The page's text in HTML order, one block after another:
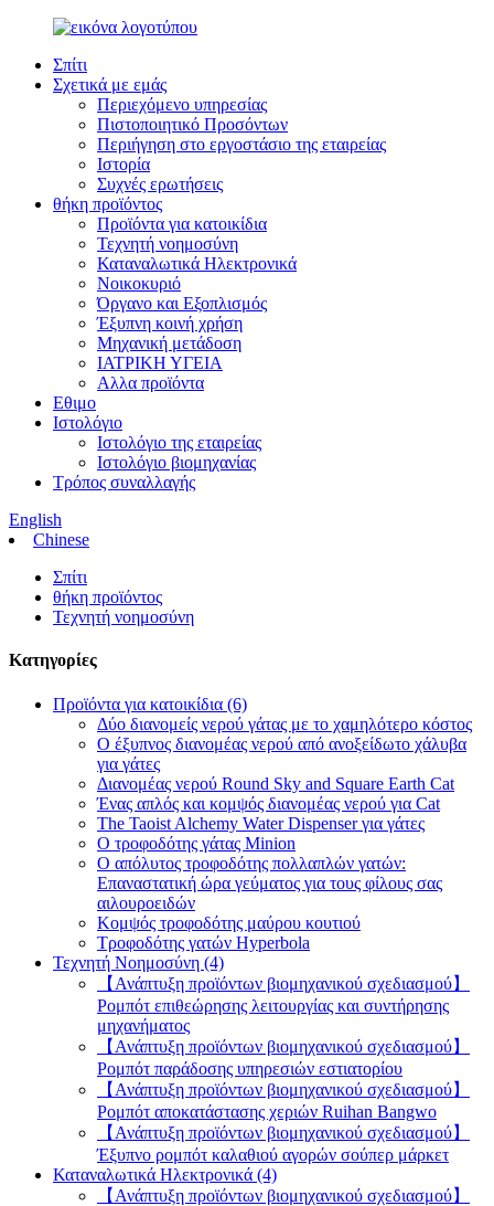
Σπίτι
Σχετικά με εμάς
Περιεχόμενο υπηρεσίας
Πιστοποιητικό Προσόντων
Περιήγηση στο εργοστάσιο της εταιρείας
Ιστορία
Συχνές ερωτήσεις
θήκη προϊόντος
Προϊόντα για κατοικίδια
Τεχνητή νοημοσύνη
Καταναλωτικά Ηλεκτρονικά
Νοικοκυριό
Όργανο και Εξοπλισμός
Έξυπνη κοινή χρήση
Μηχανική μετάδοση
ΙΑΤΡΙΚΗ ΥΓΕΙΑ
Αλλα προϊόντα
Εθιμο
Ιστολόγιο
Ιστολόγιο της εταιρείας
Ιστολόγιο βιομηχανίας
Τρόπος συναλλαγής
English
Chinese
Σπίτι
θήκη προϊόντος
Τεχνητή νοημοσύνη
Κατηγορίες
Προϊόντα για κατοικίδια (6)
Δύο διανομείς νερού γάτας με το χαμηλότερο κόστος
Ο έξυπνος διανομέας νερού από ανοξείδωτο χάλυβα
για γάτες
Διανομέας νερού Round Sky and Square Earth Cat
Ένας απλός και κομψός διανομέας νερού για Cat
The Taoist Alchemy Water Dispenser για γάτες
Ο τροφοδότης γάτας Minion
Ο απόλυτος τροφοδότης πολλαπλών γατών:
Επαναστατική ώρα γεύματος για τους φίλους σας
αιλουροειδών
Κομψός τροφοδότης μαύρου κουτιού
Τροφοδότης γατών Hyperbola
Τεχνητή Νοημοσύνη (4)
【Ανάπτυξη προϊόντων βιομηχανικού σχεδιασμού】
Ρομπότ επιθεώρησης λειτουργίας και συντήρησης
μηχανήματος
【Ανάπτυξη προϊόντων βιομηχανικού σχεδιασμού】
Ρομπότ παράδοσης υπηρεσιών εστιατορίου
【Ανάπτυξη προϊόντων βιομηχανικού σχεδιασμού】
Ρομπότ αποκατάστασης χεριών Ruihan Bangwo
【Ανάπτυξη προϊόντων βιομηχανικού σχεδιασμού】
Έξυπνο ρομπότ καλαθιού αγορών σούπερ μάρκετ
Καταναλωτικά Ηλεκτρονικά (4)
【Ανάπτυξη προϊόντων βιομηχανικού σχεδιασμού】